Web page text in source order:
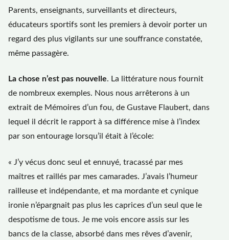
Parents, enseignants, surveillants et directeurs,
éducateurs sportifs sont les premiers à devoir porter un
regard des plus vigilants sur une souffrance constatée,
même passagère.
La chose n’est pas nouvelle. La littérature nous fournit
de nombreux exemples. Nous nous arrêterons à un
extrait de Mémoires d’un fou, de Gustave Flaubert, dans
lequel il décrit le rapport à sa différence mise à l’index
par son entourage lorsqu’il était à l’école:
« J’y vécus donc seul et ennuyé, tracassé par mes
maîtres et raillés par mes camarades. J’avais l’humeur
railleuse et indépendante, et ma mordante et cynique
ironie n’épargnait pas plus les caprices d’un seul que le
despotisme de tous. Je me vois encore assis sur les
bancs de la classe, absorbé dans mes rêves d’avenir,